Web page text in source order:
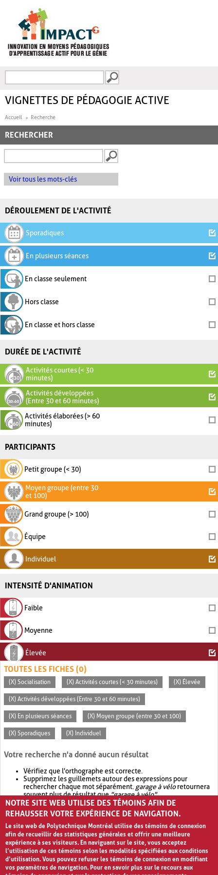
FORMULAIRE DE
VIGNETTES DE PÉDAGOGIE ACTIVE
Accueil Recherche
RECHERCHER
Voir tous les mots-clés
DÉROULEMENT DE L'ACTIVITÉ
Sporadiques
En plusieurs séances
En classe seulement
Hors classe
En classe et hors classe
DURÉE DE L'ACTIVITÉ
Activités courtes (< 30
minutes)
Activités développées
(Entre 30 et 60 minutes)
Activités élaborées (> 60
minutes)
PARTICIPANTS
Petit groupe (< 30)
Moyen groupe (entre 30
et 100)
Grand groupe (> 100)
Équipe
Individuel
INTENSITÉ D'ANIMATION
Faible
Moyenne
Élevée
TOUTES LES FICHES (0)
(X) Socialisation (X) Activités courtes (< 30 minutes) (X) Élevée
(X) Activités développées (Entre 30 et 60 minutes)
(X) En plusieurs séances (X) Moyen groupe (entre 30 et 100)
(X) Sporadiques (X) Individuel
Votre recherche n'a donné aucun résultat
Vérifiez que l'orthographe est correcte.
Supprimez les guillemets autour des expressions pour
rechercher chaque mot séparément. garage à véloretournera
souvent plus de résultat que"garage à vélo".
Envisagez d'élargir votre recherche avec OR.garage OR vélo
retournera souvent plus de résultat quegarage à vélo
NOTRE SITE WEB UTILISE DES TÉMOINS AFIN DE
REHAUSSER VOTRE EXPÉRIENCE DE NAVIGATION.
Le site web de Polytechnique Montréal utilise des témoins de connexion
afin de recueillir des statistiques générales et offrir une meilleure
expérience à ses visiteurs. En naviguant sur le site, vous acceptez
l’utilisation de ces témoins selon les modalités spécifiées aux conditions
d’utilisation. Vous pouvez refuser les témoins de connexion en modifiant
vos paramètres de navigation. Pour en savoir plus sur le recours aux